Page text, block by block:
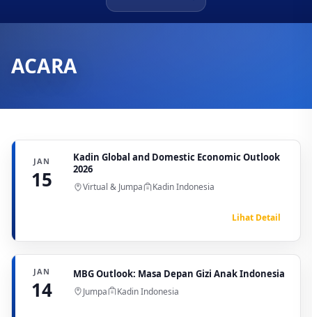
ACARA
JAN
15
Kadin Global and Domestic Economic Outlook
2026
Virtual & Jumpa Kadin Indonesia
Lihat Detail
JAN
14
MBG Outlook: Masa Depan Gizi Anak Indonesia
Jumpa Kadin Indonesia